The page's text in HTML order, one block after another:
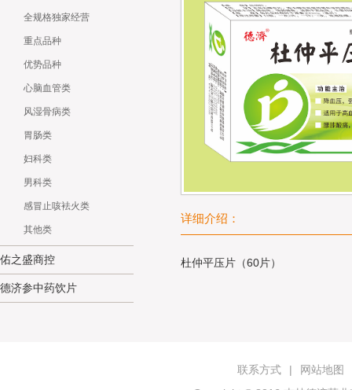
全规格独家经营
重点品种
优势品种
心脑血管类
风湿骨病类
胃肠类
妇科类
男科类
感冒止咳袪火类
其他类
佑之盛商控
德济参中药饮片
详细介绍：
杜仲平压片（60片）
联系方式 |
网站地图